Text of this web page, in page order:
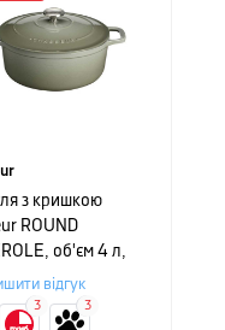
з кришкою
ROUND
об'єм 4 л,
24 см, пальмовий
відгук
3 3